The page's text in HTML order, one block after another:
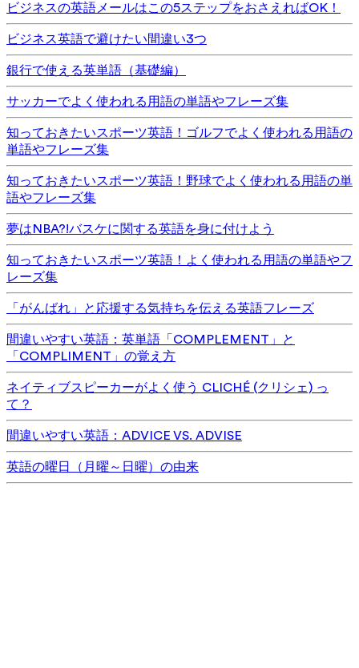
ビジネスの英語メールはこの5ステップをおさえればOK！
ビジネス英語で避けたい間違い3つ
銀行で使える英単語（基礎編）
サッカーでよく使われる用語の単語やフレーズ集
知っておきたいスポーツ英語！ゴルフでよく使われる用語の
単語やフレーズ集
知っておきたいスポーツ英語！野球でよく使われる用語の単
語やフレーズ集
夢はNBA?!バスケに関する英語を身に付けよう
知っておきたいスポーツ英語！よく使われる用語の単語やフ
レーズ集
「がんばれ」と応援する気持ちを伝える英語フレーズ
間違いやすい英語：英単語「COMPLEMENT」と
「COMPLIMENT」の覚え方
ネイティブスピーカーがよく使う CLICHÉ (クリシェ) っ
て？
間違いやすい英語：ADVICE VS. ADVISE
英語の曜日（月曜～日曜）の由来